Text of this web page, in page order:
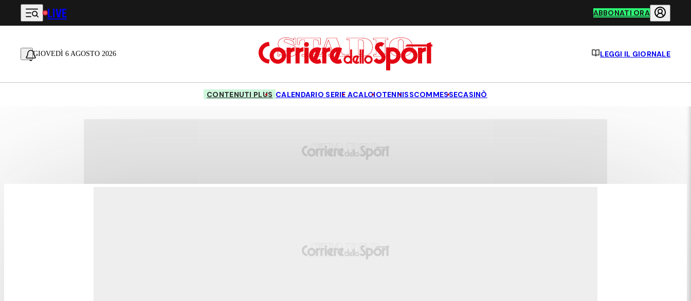
Vai al contenuto principale
LIVE ABBONATI ORA
GIOVEDÌ 6 AGOSTO 2026 LEGGI IL GIORNALE
CONTENUTI PLUS CALENDARIO SERIE ACALCIOTENNISSCOMMESSECASINÒ